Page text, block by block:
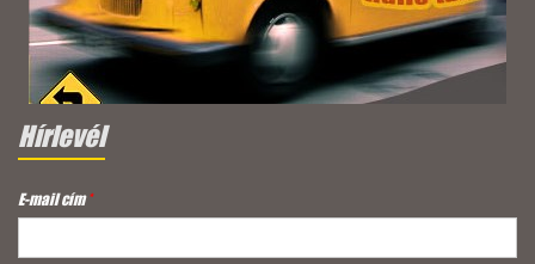
Hírlevél
E-mail cím*